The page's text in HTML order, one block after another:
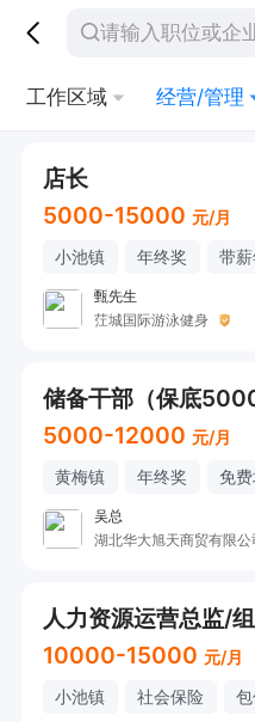
工作区域 经营/管理
店长
5000-15000 元/月
小池镇 年终奖 带
甄先生
茳城国际游泳健身
储备干部（保底
5000-12000 元/月
黄梅镇 年终奖 免
吴总
湖北华大旭天商贸有限公
10000-15000 元/月
小池镇 社会保险